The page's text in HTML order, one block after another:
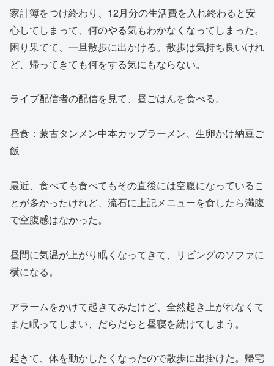
家計簿をつけ終わり、12月分の生活費を入れ終わると安
心してしまって、何のやる気もわかなくなってしまった。
困り果てて、一旦散歩に出かける。散歩は気持ち良いけれ
ど、帰ってきても何をする気にもならない。
ライブ配信者の配信を見て、昼ごはんを食べる。
昼食：蒙古タンメン中本カップラーメン、生卵かけ納豆ご
飯
最近、食べても食べてもその直後には空腹になっているこ
とが多かったけれど、流石に上記メニューを食したら満腹
で空腹感はなかった。
昼間に気温が上がり眠くなってきて、リビングのソファに
横になる。
アラームをかけて起きてみたけど、全然起き上がれなくて
また眠ってしまい、だらだらと昼寝を続けてしまう。
起きて、体を動かしたくなったので散歩に出掛けた。帰宅